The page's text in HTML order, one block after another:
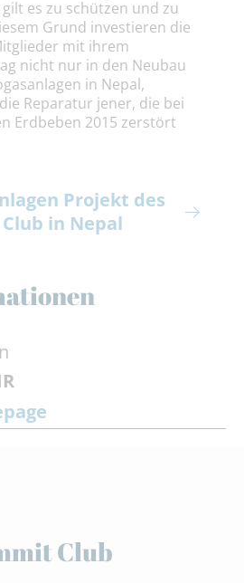
es zu schützen und zu
Grund investieren die
mit ihrem
nicht nur in den Neubau
in Nepal,
Reparatur jener, die bei
Erdbeben 2015 zerstört
Projekt des
in Nepal
Club